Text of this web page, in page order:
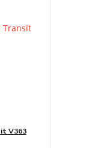
V363